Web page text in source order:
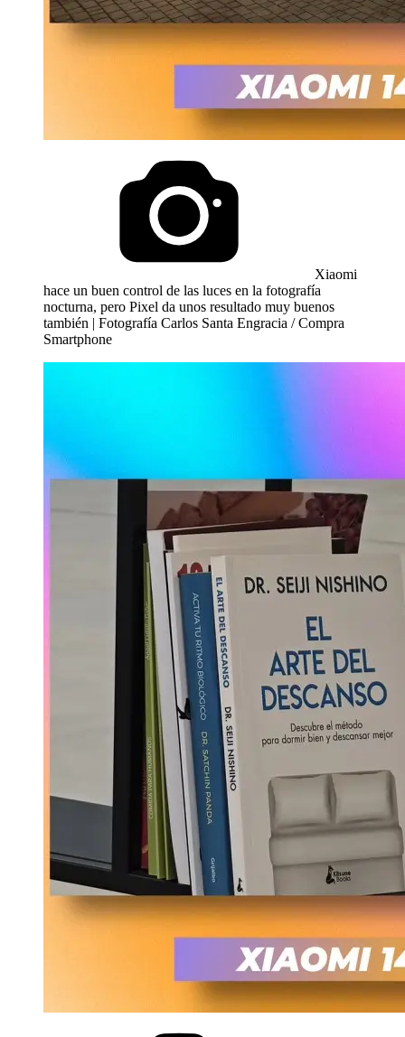
Xiaomi
hace un buen control de las luces en la fotografía
nocturna, pero Pixel da unos resultado muy buenos
también | Fotografía Carlos Santa Engracia / Compra
Smartphone